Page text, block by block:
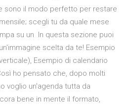
sono il modo perfetto per restare
scegli tu da quale mese
su un In questa sezione puoi
scelta da te! Esempio
Esempio di calendario
ho pensato che, dopo molti
voglio un'agenda tutta da
bene in mente il formato,